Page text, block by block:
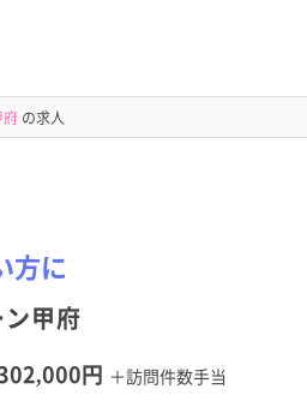
府 の求人
方に
甲府
円 ＋訪問件数手当